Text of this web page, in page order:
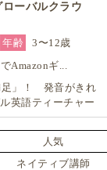
ーバルクラウ
年齢
3〜12歳
Amazonギ...
足」！ 発音がきれ
英語ティーチャー
ーマン英会話
人気
ネイティブ講師